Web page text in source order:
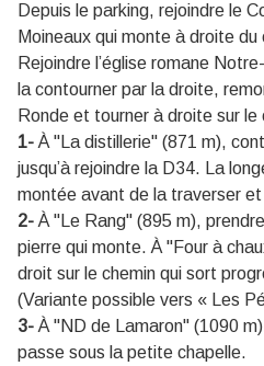
Depuis le parking, rejoindre le
Moineaux qui monte à droite
Rejoindre l’église romane
la contourner par la droite,
Ronde et tourner à droite sur le
1- À "La distillerie" (871 m),
jusqu’à rejoindre la D34. La
montée avant de la traverser
2- À "Le Rang" (895 m),
pierre qui monte. À "Four à
droit sur le chemin qui sort
(Variante possible vers « Les
3- À "ND de Lamaron" (1090
passe sous la petite chapelle.